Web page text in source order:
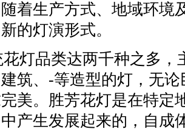
着生产方式、地域环境
的灯演形式。
花灯品类达两千种之多，
筑、-等造型的灯，无
美。胜芳花灯是在特定
产生发展起来的，自成